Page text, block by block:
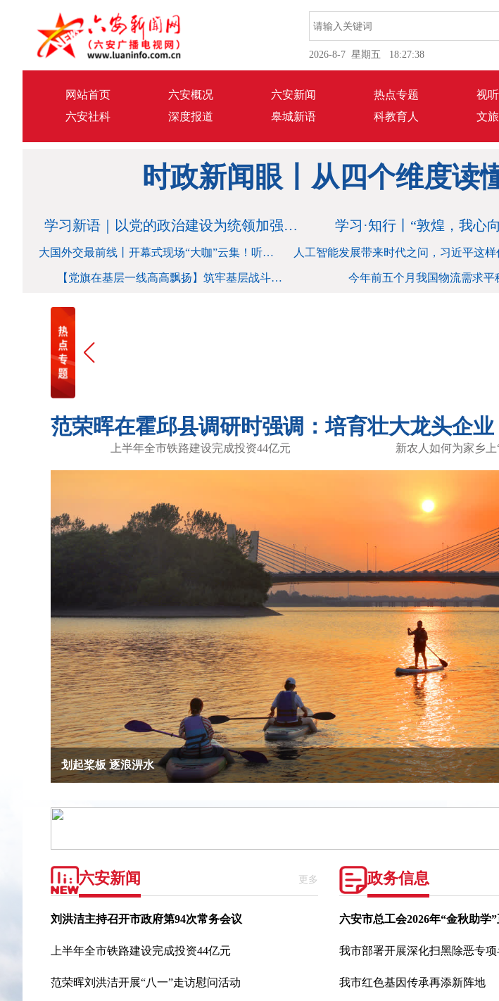
2026-8-7 星期五 18:27:39
网站首页 六安概况 六安新闻 热点专题 视
六安社科
深度报道 皋城新语 科教育人 文
时政新闻眼丨从四个维度读
时政新闻眼丨从四个维度读
学习新语｜以党的政治建设为统领加强党的各方面建设 学习·知行丨“敦煌，我心
大国外交最前线丨开幕式现场“大咖”云集！听听他们对人工智能“伙伴”的理解 人工智能发展带来时代之问，习近平这样
【党旗在基层一线高高飘扬】筑牢基层战斗堡垒 建设幸福和美乡村
上半年全市铁路建设完成投资44亿元 新农人如何为家乡上
听退役军人 讲军旅故事
划起桨板 逐浪淠水
“安心”教育送进暑托班
请来“清凉港湾”歇歇脚
趣味科普解锁缤纷暑假
听退役军人 讲军旅故事
划起桨板 逐浪淠水
六安新闻 更多
刘洪洁主持召开市政府第94次常务会议
上半年全市铁路建设完成投资44亿元
范荣晖刘洪洁开展“八一”走访慰问活动
政务信息
六安市总工会2026年“金秋助学”
我市部署开展深化扫黑除恶专
我市红色基因传承再添新阵地